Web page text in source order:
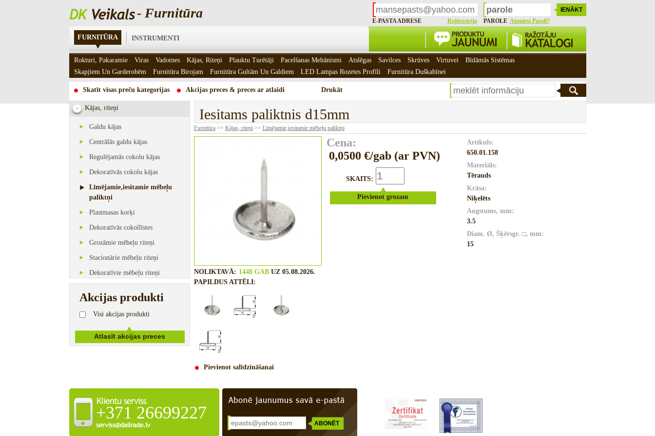
- Furnitūra
E-PASTA ADRESE Reģistrācija PAROLE Aizmirsi Paroli?
FURNITŪRA INSTRUMENTI
Skatīt visas preču kategorijas Akcijas preces & preces ar atlaidi Drukāt
Kājas, riteņi
Galdu kājas
Centrālās galdu kājas
Regulējamās cokolu kājas
Dekoratīvās cokolu kājas
Līmējamie,iesitamie mēbeļu
paliktņi
Plastmasas korķi
Dekoratīvās cokollīstes
Grozāmie mēbeļu riteņi
Stacionārie mēbeļu riteņi
Dekoratīvie mēbeļu riteņi
Akcijas produkti
Visi akcijas produkti
Iesitams paliktnis d15mm
Furnitūra>> Kājas, riteņi>> Līmējamie,iesitamie mēbeļu paliktņi
Cena:
0,0500 €/gab (ar PVN)
SKAITS:
Pievienot grozam
NOLIKTAVĀ: 1448 GABUZ 05.08.2026.
PAPILDUS ATTĒLI:
Pievienot salīdzināšanai
Artikuls:
650.01.158
Materiāls:
Tērauds
Krāsa:
Niķelēts
Augstums, mm:
3.5
Diam. Ø, Šķērsgr. □, mm:
15
+371 26699227
Rokturi, Pakaramie Viras Vadotnes Kājas, Riteņi Plauktu Turētāji Pacelšanas Mehānismi Atslēgas Savilces Skrūves Virtuvei
Bīdāmās Sistēmas
Skapjiem Un Garderobēm
Furnitūra Birojam Furnitūra Gultām Un Galdiem LED Lampas Rozetes Profīli Furnitūra Duškabīnei